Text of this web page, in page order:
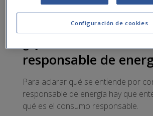
la energía en el hogar y las medidas
¿Qué es el consumo
responsable de
Para aclarar qué se entiende por
responsable de energía hay que
qué es el consumo responsable.
Configuración de cookies